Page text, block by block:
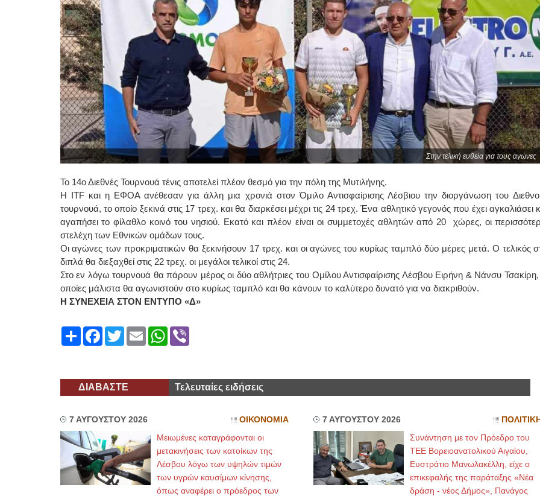
Στην τελική ευθεία για τους αγώνες
Το 14ο Διεθνές Τουρνουά τένις αποτελεί πλέον θεσμό για την πόλη της Μυτιλήνης.
Η ITF και η ΕΦΟΑ ανέθεσαν για άλλη μια χρονιά στον Όμιλο Αντισφαίρισης Λέσβιου την διοργάνωση του
τουρνουά, το οποίο ξεκινά στις 17 τρεχ. και θα διαρκέσει μέχρι τις 24 τρεχ. Ένα αθλητικό γεγονός που έχει αγκαλιάσει
αγαπήσει το φίλαθλο κοινό του νησιού. Εκατό και πλέον είναι οι συμμετοχές αθλητών από 20 χώρες, οι
στελέχη των Εθνικών ομάδων τους.
Οι αγώνες των προκριματικών θα ξεκινήσουν 17 τρεχ. και οι αγώνες του κυρίως ταμπλό δύο μέρες μετά. Ο τελικός
διπλά θα διεξαχθεί στις 22 τρεχ. οι μεγάλοι τελικοί στις 24.
Στο εν λόγω τουρνουά θα πάρουν μέρος οι δύο αθλήτριες του Ομίλου Αντισφαίρισης Λέσβου Ειρήνη & Νάνσυ Τσακίρη,
οποίες μάλιστα θα αγωνιστούν στο κυρίως ταμπλό και θα κάνουν το καλύτερο δυνατό για να διακριθούν.
Η ΣΥΝΕΧΕΙΑ ΣΤΟΝ ΕΝΤΥΠΟ «Δ»
ShareFacebook
TwitterEmailWhatsApp
Viber
ΔΙΑΒΑΣΤΕ Τελευταίες ειδήσεις
7 ΑΥΓΟΥΣΤΟΥ 2026 ΟΙΚΟΝΟΜΙΑ
Μειωμένες καταγράφονται οι
μετακινήσεις των κατοίκων της
Λέσβου λόγω των υψηλών τιμών
των υγρών καυσίμων κίνησης,
όπως αναφέρει ο πρόεδρος των
7 ΑΥΓΟΥΣΤΟΥ 2026 ΠΟΛΙΤΙΚΗ
Συνάντηση με τον Πρόεδρο του
ΤΕΕ Βορειοανατολικού Αιγαίου,
Ευστράτιο Μανωλακέλλη, είχε ο
επικεφαλής της παράταξης «Νέα
δράση - νέος Δήμος», Πανάγος
ΙΩΑΝΝΗΣ Α. ΜΑΛΛΙΑΣ
ΟΦΘΑΛΜΙΑΤΡΟΣ
Καλλιπόλεως 3,Νέα Σμύρνη,
τηλ:210-9320215
Καβέτσου 10, Μυτιλήνη, τηλ:
Πάρνηθας 95-97 Αχαρναί
email- elenboumpa@gmail.com